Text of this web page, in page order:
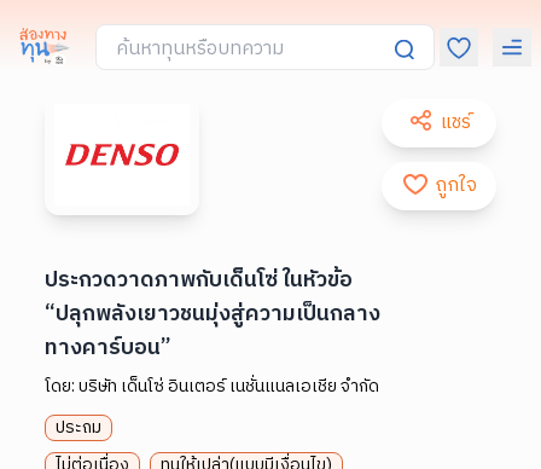
แชร์
ถูกใจ
ประกวดวาดภาพกับเด็นโซ่ ในหัวข้อ
“ปลุกพลังเยาวชนมุ่งสู่ความเป็นกลาง
ทางคาร์บอน”
โดย:บริษัท เด็นโซ่ อินเตอร์ เนชั่นแนลเอเชีย จำกัด
ประถม